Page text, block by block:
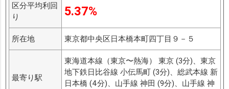
区分平均利回
り
5.37%
所在地 東京都中央区日本橋本町四丁目９－５
最寄り駅
東海道本線（東京〜熱海） 東京 (3分)、東京
地下鉄日比谷線 小伝馬町 (3分)、総武本線 新
日本橋 (4分)、山手線 神田 (9分)、山手線 神